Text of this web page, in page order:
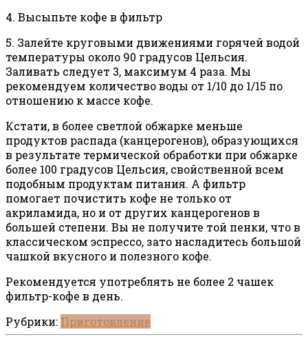
4. Высыпьте кофе в фильтр
5. Залейте круговыми движениями горячей водой
температуры около 90 градусов Цельсия.
Заливать следует 3, максимум 4 раза. Мы
рекомендуем количество воды от 1/10 до 1/15 по
отношению к массе кофе.
Кстати, в более светлой обжарке меньше
продуктов распада (канцерогенов), образующихся
в результате термической обработки при обжарке
более 100 градусов Цельсия, свойственной всем
подобным продуктам питания. А фильтр
помогает почистить кофе не только от
акриламида, но и от других канцерогенов в
большей степени. Вы не получите той пенки, что в
классическом эспрессо, зато насладитесь большой
чашкой вкусного и полезного кофе.
Рекомендуется употреблять не более 2 чашек
фильтр-кофе в день.
Рубрики: Приготовление